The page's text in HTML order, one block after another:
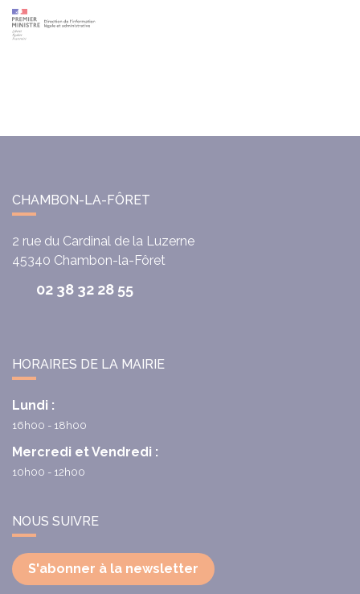
CHAMBON-LA-FÔRET
2 rue du Cardinal de la Luzerne
45340 Chambon-la-Fôret
02 38 32 28 55
HORAIRES DE LA MAIRIE
Lundi :
16h00 - 18h00
Mercredi et Vendredi :
10h00 - 12h00
NOUS SUIVRE
S'abonner à la newsletter